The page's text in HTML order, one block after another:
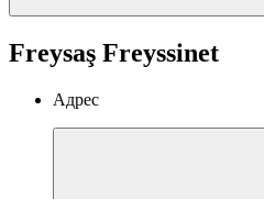
Freysaş Freyssinet
Адрес